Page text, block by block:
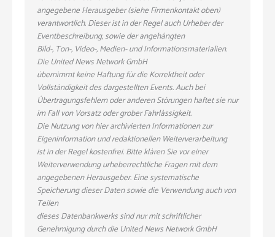
angegebene Herausgeber (siehe Firmenkontakt oben)
verantwortlich. Dieser ist in der Regel auch Urheber der
Eventbeschreibung, sowie der angehängten
Bild-, Ton-, Video-, Medien- und Informationsmaterialien.
Die United News Network GmbH
übernimmt keine Haftung für die Korrektheit oder
Vollständigkeit des dargestellten Events. Auch bei
Übertragungsfehlern oder anderen Störungen haftet sie nur
im Fall von Vorsatz oder grober Fahrlässigkeit.
Die Nutzung von hier archivierten Informationen zur
Eigeninformation und redaktionellen Weiterverarbeitung
ist in der Regel kostenfrei. Bitte klären Sie vor einer
Weiterverwendung urheberrechtliche Fragen mit dem
angegebenen Herausgeber. Eine systematische
Speicherung dieser Daten sowie die Verwendung auch von
Teilen
dieses Datenbankwerks sind nur mit schriftlicher
Genehmigung durch die United News Network GmbH